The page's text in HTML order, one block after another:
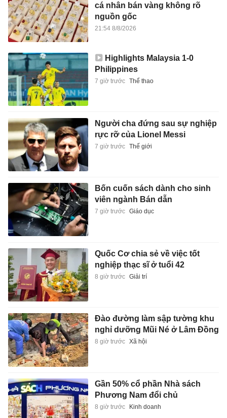
cá nhân bán vàng không rõ
nguồn gốc
21:54 8/8/2026
Highlights Malaysia 1-0
Philippines
7 giờ trước Thể thao
Người cha đứng sau sự nghiệp
rực rỡ của Lionel Messi
7 giờ trước Thế giới
Bốn cuốn sách dành cho sinh
viên ngành Bán dẫn
7 giờ trước Giáo dục
Quốc Cơ chia sẻ về việc tốt
nghiệp thạc sĩ ở tuổi 42
8 giờ trước Giải trí
Đào đường làm sập tường khu
nghỉ dưỡng Mũi Né ở Lâm Đồng
8 giờ trước Xã hội
Gần 50% cổ phần Nhà sách
Phương Nam đổi chủ
8 giờ trước Kinh doanh